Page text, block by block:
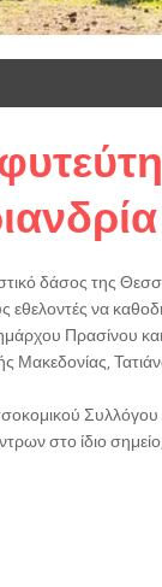
δάσος της
εθελοντές να
Πρασίνου
Μακεδονίας,
Συλλόγου
στο ίδιο